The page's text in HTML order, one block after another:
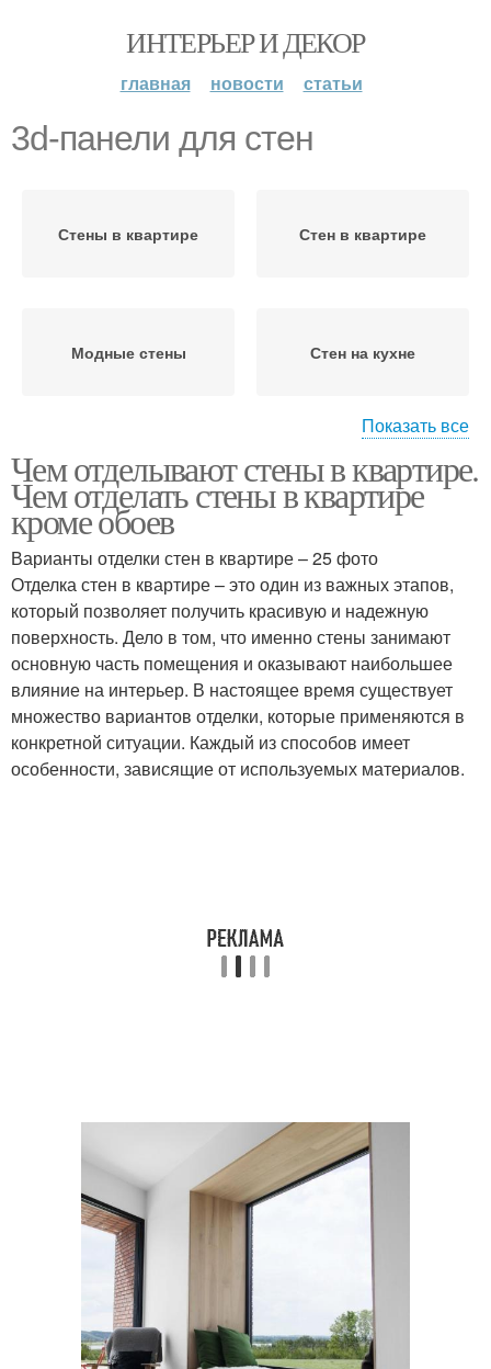
ИНТЕРЬЕР И ДЕКОР
главная новости статьи
3d-панели для стен
Стены в квартире Стен в квартире
Модные стены Стен на кухне
Серебристые 3d-панели
Показать все
Чем отделывают стены в квартире.
Чем отделать стены в квартире
кроме обоев
Варианты отделки стен в квартире – 25 фото
Отделка стен в квартире – это один из важных этапов,
который позволяет получить красивую и надежную
поверхность. Дело в том, что именно стены занимают
основную часть помещения и оказывают наибольшее
влияние на интерьер. В настоящее время существует
множество вариантов отделки, которые применяются в
конкретной ситуации. Каждый из способов имеет
особенности, зависящие от используемых материалов.